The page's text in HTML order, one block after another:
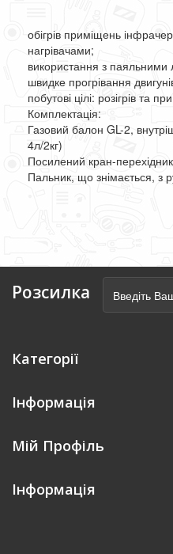
обігрів приміщень
нагрівачами;
використання з
швидке прогрівання
побутові цілі: розігрів та
Комплектація:
Газовий балон GL-2,
4л/2кг)
Посилений кран-
Пальник, що знімається, з
Розсилка
Категорії
Інформація
Мій Профіль
Iнформація